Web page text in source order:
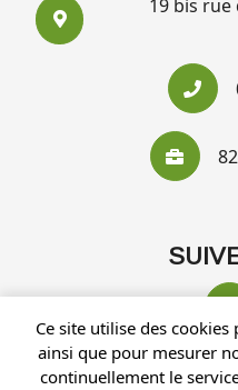
19 bis rue
Ce site utilise des
ainsi que pour mesurer
continuellement le